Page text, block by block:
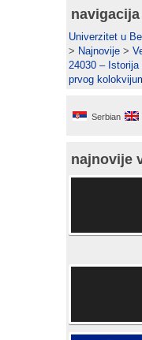
navigacija
Univerzitet u
> Najnovije >
24030 – Istorija
prvog
Serbian
najnovije